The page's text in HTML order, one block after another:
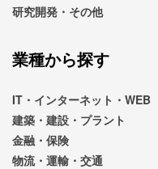
研究開発・その他
業種から探す
IT・インターネット・WEB
建築・建設・プラント
金融・保険
物流・運輸・交通